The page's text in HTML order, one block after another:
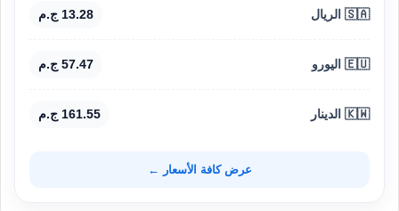
🇸🇦 الريال 13.28 ج.م
🇪🇺 اليورو 57.47 ج.م
🇰🇼 الدينار 161.55 ج.م
عرض كافة الأسعار ←